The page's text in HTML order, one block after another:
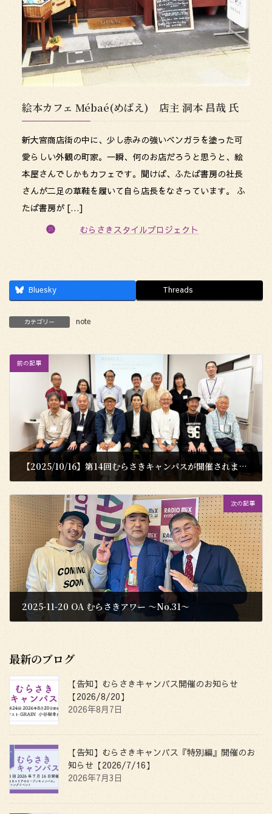
絵本カフェ Mébaé(めばえ) 店主 洞本 昌哉 氏
新大宮商店街の中に、少し赤みの強いベンガラを塗った可
愛らしい外観の町家。一瞬、何のお店だろうと思うと、絵
本屋さんでしかもカフェです。聞けば、ふたば書房の社長
さんが二足の草鞋を履いて自ら店長をなさっています。 ふ
たば書房が […]
むらさきスタイルプロジェクト
Bluesky Threads
カテゴリー note
前の記事
【2025/10/16】第14回むらさきキャンパスが開催されました！
次の記事
2025-11-20 OA むらさきアワー 〜No.31〜
最新のブログ
【告知】むらさきキャンパス開催のお知らせ
【2026/8/20】
2026年8月7日
【告知】むらさきキャンパス『特別編』開催のお
知らせ【2026/7/16】
2026年7月3日